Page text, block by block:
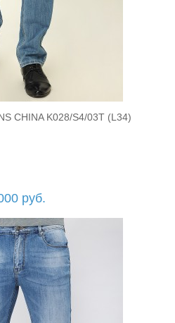
корзину
CHINA K028/S4/03T (L34)
руб.